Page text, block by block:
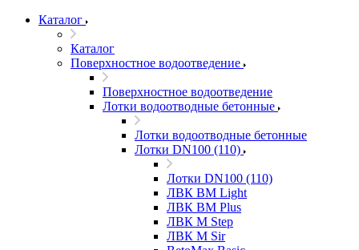
Каталог
Каталог
Поверхностное водоотведение
Поверхностное водоотведение
Лотки водоотводные бетонные
Лотки водоотводные бетонные
Лотки DN100 (110)
Лотки DN100 (110)
ЛВК ВМ Light
ЛВК ВМ Plus
ЛВК М Step
ЛВК М Sir